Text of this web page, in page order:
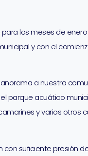
los meses de
y con el
a nuestra
parque acuático
y varios otros
suficiente presión